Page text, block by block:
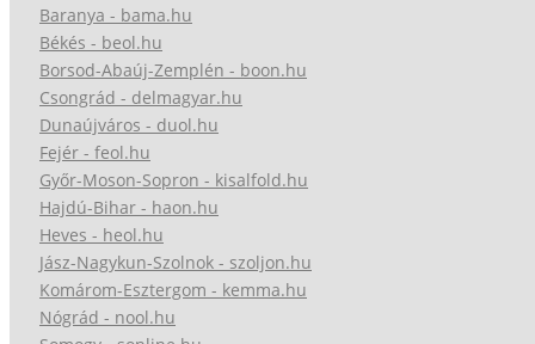
Baranya - bama.hu
Békés - beol.hu
Borsod-Abaúj-Zemplén - boon.hu
Csongrád - delmagyar.hu
Dunaújváros - duol.hu
Fejér - feol.hu
Győr-Moson-Sopron - kisalfold.hu
Hajdú-Bihar - haon.hu
Heves - heol.hu
Jász-Nagykun-Szolnok - szoljon.hu
Komárom-Esztergom - kemma.hu
Nógrád - nool.hu